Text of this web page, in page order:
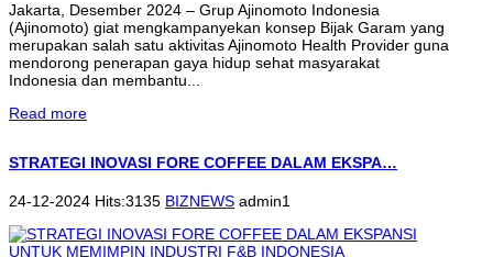
Jakarta, Desember 2024 – Grup Ajinomoto Indonesia
(Ajinomoto) giat mengkampanyekan konsep Bijak Garam yang
merupakan salah satu aktivitas Ajinomoto Health Provider guna
mendorong penerapan gaya hidup sehat masyarakat
Indonesia dan membantu...
Read more
STRATEGI INOVASI FORE COFFEE DALAM EKSPA…
24-12-2024 Hits:3135 BIZNEWS admin1